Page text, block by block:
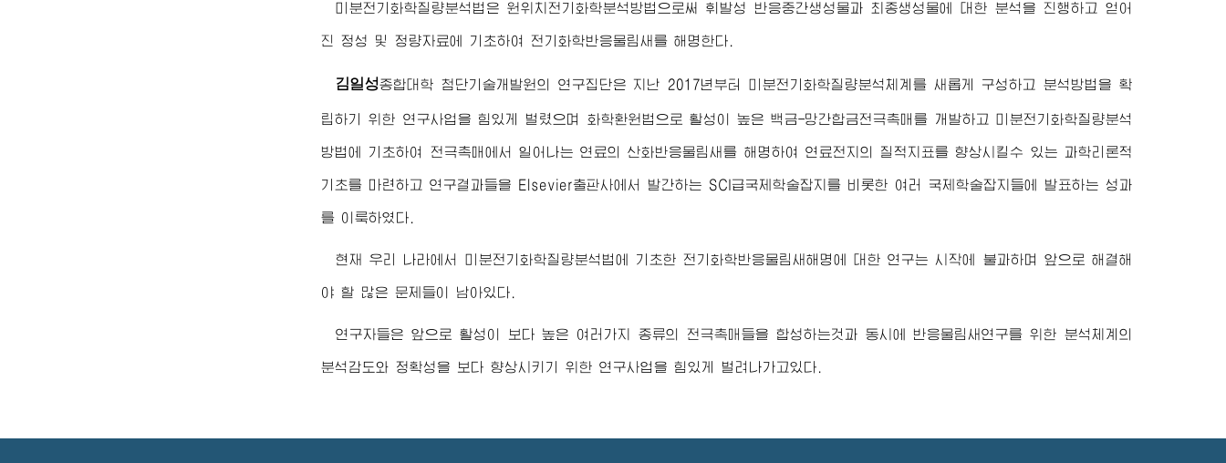
미분전기화학질량분석법은 원위치전기화학분석방법으로써 휘발성 반응중간생성물과 최종생성물에 대한 분석을 진행하고 얻어
진 정성 및 정량자료에 기초하여 전기화학반응물림새를 해명한다.
김일성종합대학 첨단기술개발원의 연구집단은 지난 2017년부터 미분전기화학질량분석체계를 새롭게 구성하고 분석방법을 확
립하기 위한 연구사업을 힘있게 벌렸으며 화학환원법으로 활성이 높은 백금-망간합금전극촉매를 개발하고 미분전기화학질량분석
방법에 기초하여 전극촉매에서 일어나는 연료의 산화반응물림새를 해명하여 연료전지의 질적지표를 향상시킬수 있는 과학리론적
기초를 마련하고 연구결과들을 Elsevier출판사에서 발간하는 SCI급국제학술잡지를 비롯한 여러 국제학술잡지들에 발표하는 성과
를 이룩하였다.
현재 우리 나라에서 미분전기화학질량분석법에 기초한 전기화학반응물림새해명에 대한 연구는 시작에 불과하며 앞으로 해결해
야 할 많은 문제들이 남아있다.
연구자들은 앞으로 활성이 보다 높은 여러가지 종류의 전극촉매들을 합성하는것과 동시에 반응물림새연구를 위한 분석체계의
분석감도와 정확성을 보다 향상시키기 위한 연구사업을 힘있게 벌려나가고있다.